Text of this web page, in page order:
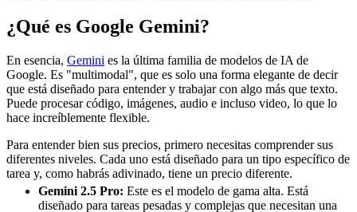
¿Qué es Google Gemini?
En esencia, Gemini es la última familia de modelos de IA de
Google. Es "multimodal", que es solo una forma elegante de decir
que está diseñado para entender y trabajar con algo más que texto.
Puede procesar código, imágenes, audio e incluso video, lo que lo
hace increíblemente flexible.
Para entender bien sus precios, primero necesitas comprender sus
diferentes niveles. Cada uno está diseñado para un tipo específico de
tarea y, como habrás adivinado, tiene un precio diferente.
Gemini 2.5 Pro: Este es el modelo de gama alta. Está
diseñado para tareas pesadas y complejas que necesitan una